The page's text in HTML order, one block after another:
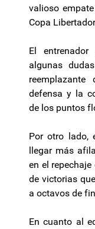
valioso
Copa
El
algunas
defensa y la
de los puntos
Por otro lado,
llegar más
en el
de victorias
a octavos de
En cuanto al